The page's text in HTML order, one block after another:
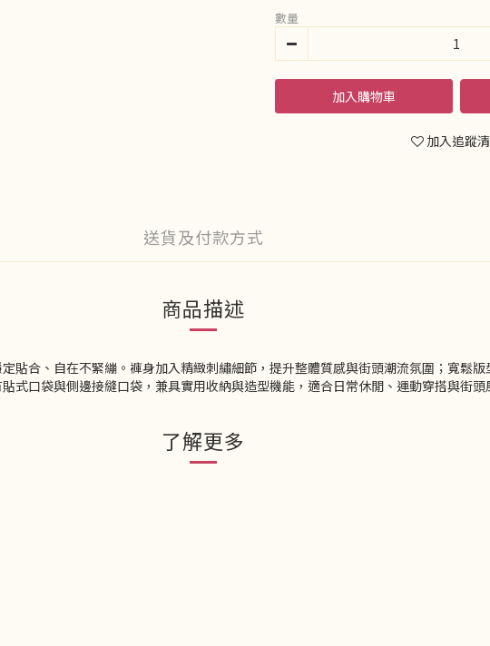
數量
加入購物車
加入追蹤
送貨及付款方式
商品描述
貼合、自在不緊繃。褲身加入精緻刺繡細節，提升整體質感與街頭潮流氛圍；寬鬆
式口袋與側邊接縫口袋，兼具實用收納與造型機能，適合日常休閒、運動穿搭與街頭
了解更多